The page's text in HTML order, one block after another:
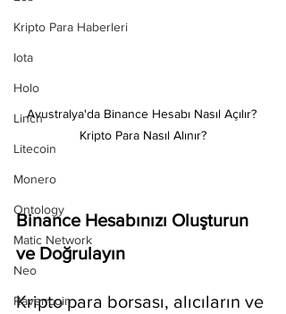
Kripto Para Haberleri
Iota
Holo
Linch
Litecoin
Monero
Ontology
Matic Network
Neo
Ravencoin
Avustralya'da Binance Hesabı Nasıl Açılır?
Kripto Para Nasıl Alınır?
Binance Hesabınızı Oluşturun
ve Doğrulayın
Kripto para borsası, alıcıların ve